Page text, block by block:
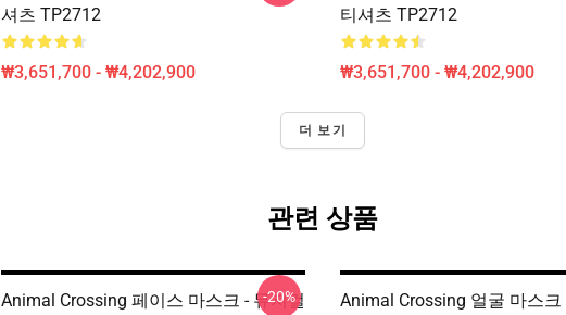
셔츠 TP2712
₩3,651,700 - ₩4,202,900
티셔츠 TP2712
₩3,651,700 - ₩4,202,900
더 보기
관련 상품
Animal Crossing 페이스 마스크 - 뮤지컬
-20%
Animal Crossing 얼굴 마스크